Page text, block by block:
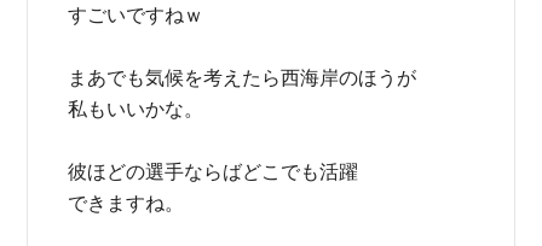
すごいですねｗ
まあでも気候を考えたら西海岸のほうが
私もいいかな。
彼ほどの選手ならばどこでも活躍
できますね。